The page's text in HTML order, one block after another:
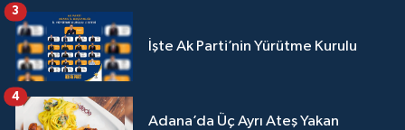
İşte Ak Parti’nin Yürütme Kurulu
3
Adana’da Üç Ayrı Ateş Yakan
4